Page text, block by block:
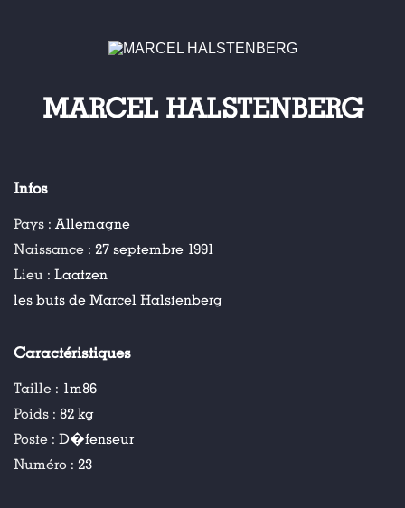
MARCEL HALSTENBERG
Infos
Pays : Allemagne
Naissance : 27 septembre 1991
Lieu : Laatzen
les buts de Marcel Halstenberg
Caractéristiques
Taille : 1m86
Poids : 82 kg
Poste : D�fenseur
Numéro : 23